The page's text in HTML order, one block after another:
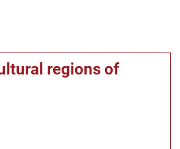
regions of